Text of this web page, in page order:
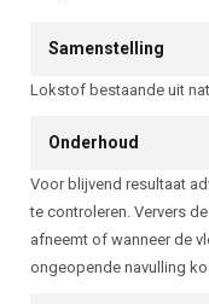
Samenstelling
Lokstof bestaande uit
Onderhoud
Voor blijvend resultaat
te controleren. Ververs
afneemt of wanneer de
ongeopende navulling